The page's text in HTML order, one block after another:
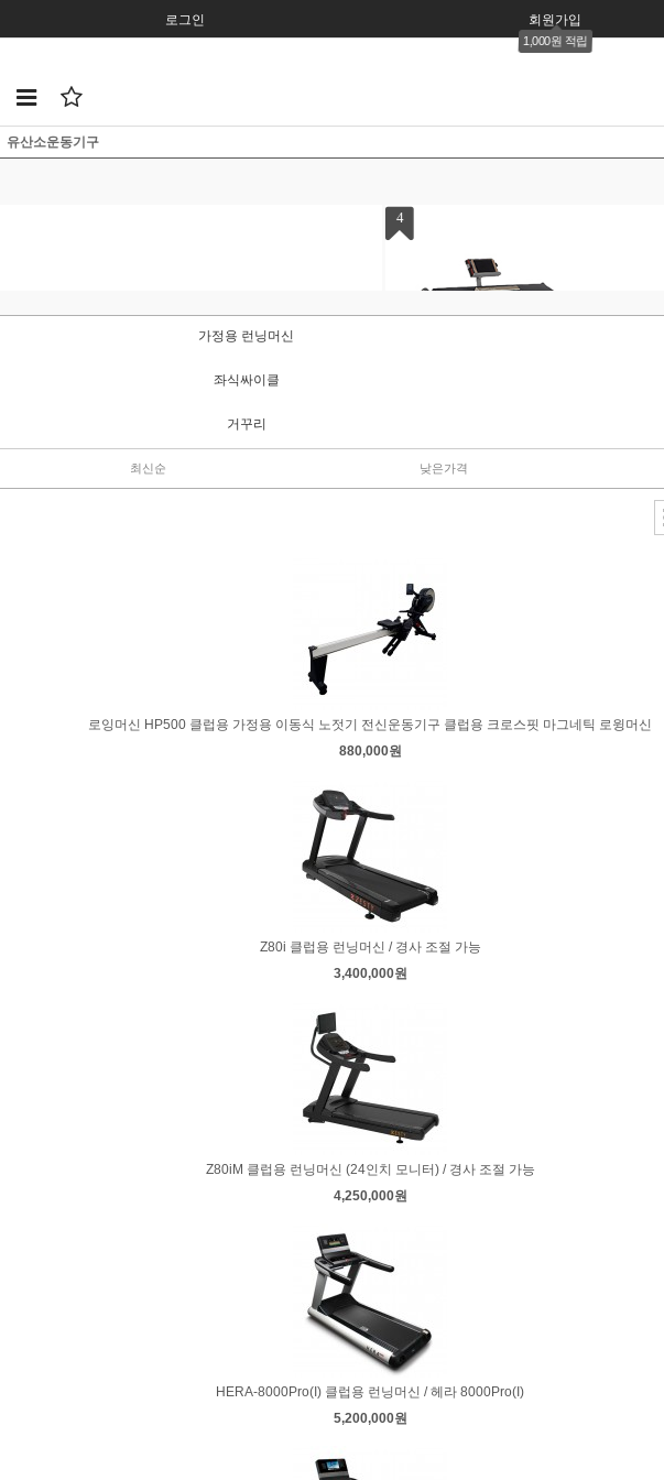
로그인 회원가입
1,000원 적립
유산소운동기구
2,000,000원
가정용 런닝머신
좌식싸이클
거꾸리
최신순 낮은가격
로잉머신 HP500 클럽용 가정용 이동식 노젓기 전신운동기구 클럽용 크로스핏 마그네틱 로윙머신
880,000원
Z80i 클럽용 런닝머신 / 경사 조절 가능
3,400,000원
Z80iM 클럽용 런닝머신 (24인치 모니터) / 경사 조절 가능
4,250,000원
HERA-8000Pro(I) 클럽용 런닝머신 / 헤라 8000Pro(I)
5,200,000원